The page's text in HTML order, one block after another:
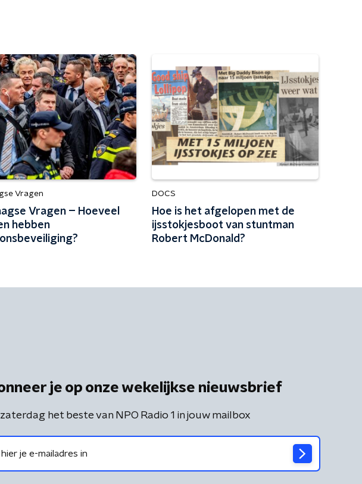
Vragen
Vragen – Hoeveel
hebben
DOCS
Hoe is het afgelopen met de
ijsstokjesboot van stuntman
Robert McDonald?
je op onze wekelijkse nieuwsbrief
het beste van NPO Radio 1 in jouw mailbox